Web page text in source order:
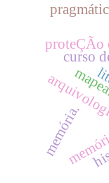
curso
proteÇÃo
memória.